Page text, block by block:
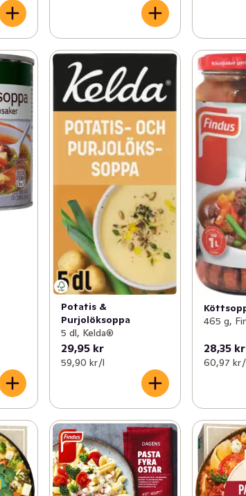
Potatis &
Purjolöksoppa
5 dl, Kelda®
29,95 kr
59,90 kr /l
465 g,
28,35 kr
60,97 kr